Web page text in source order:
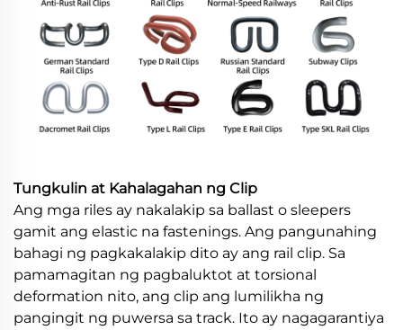
Tungkulin at Kahalagahan ng Clip
Ang mga riles ay nakalakip sa ballast o sleepers
gamit ang elastic na fastenings. Ang pangunahing
bahagi ng pagkakalakip dito ay ang rail clip. Sa
pamamagitan ng pagbaluktot at torsional
deformation nito, ang clip ang lumilikha ng
pangingit ng puwersa sa track. Ito ay nagagarantiya